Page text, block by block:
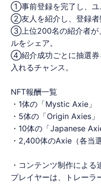
①事前登録を完了し、ユ
②友人を紹介し、登録者
③上位200名の紹介者が
ルをシェア。
④紹介成功ごとに抽選券
入れるチャンス。
NFT報酬一覧
・1体の「Mystic Axie」
・5体の「Origin Axies」
・10体の「Japanese
・2,400体のAxie（各当
・コンテンツ制作による
プレイヤーは、トレーラ